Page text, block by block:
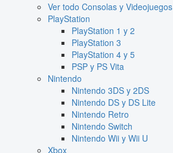
Ver todo Consolas y Videojuegos
PlayStation
PlayStation 1 y 2
PlayStation 3
PlayStation 4 y 5
PSP y PS Vita
Nintendo
Nintendo 3DS y 2DS
Nintendo DS y DS Lite
Nintendo Retro
Nintendo Switch
Nintendo Wii y Wii U
Xbox